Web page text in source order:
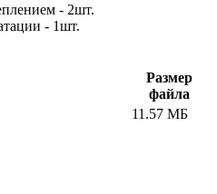
- 2шт.
- 1шт.
Размер
файла
11.57 МБ